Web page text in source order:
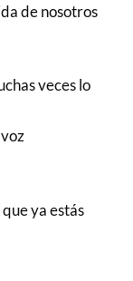
de nosotros
veces lo
ya estás